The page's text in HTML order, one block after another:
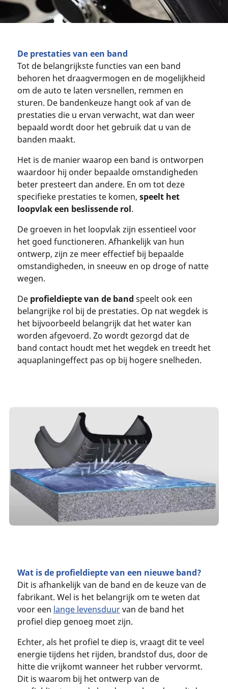
De prestaties van een band
Tot de belangrijkste functies van een band
behoren het draagvermogen en de mogelijkheid
om de auto te laten versnellen, remmen en
sturen. De bandenkeuze hangt ook af van de
prestaties die u ervan verwacht, wat dan weer
bepaald wordt door het gebruik dat u van de
banden maakt.
Het is de manier waarop een band is ontworpen
waardoor hij onder bepaalde omstandigheden
beter presteert dan andere. En om tot deze
specifieke prestaties te komen, speelt het
loopvlak een beslissende rol.
De groeven in het loopvlak zijn essentieel voor
het goed functioneren. Afhankelijk van hun
ontwerp, zijn ze meer effectief bij bepaalde
omstandigheden, in sneeuw en op droge of natte
wegen.
De profieldiepte van de band speelt ook een
belangrijke rol bij de prestaties. Op nat wegdek is
het bijvoorbeeld belangrijk dat het water kan
worden afgevoerd. Zo wordt gezorgd dat de
band contact houdt met het wegdek en treedt het
aquaplaningeffect pas op bij hogere snelheden.
Wat is de profieldiepte van een nieuwe band?
Dit is afhankelijk van de band en de keuze van de
fabrikant. Wel is het belangrijk om te weten dat
voor een lange levensduurvan de band het
profiel diep genoeg moet zijn.
Echter, als het profiel te diep is, vraagt dit te veel
energie tijdens het rijden, brandstof dus, door de
hitte die vrijkomt wanneer het rubber vervormt.
Dit is waarom bij het ontwerp van de